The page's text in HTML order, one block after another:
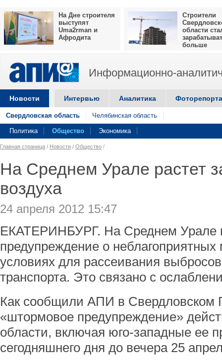
На Дне строителя
выступят
Uma2rman и
Афродита
Строители
области
больше
Информационно-
Новости Интервью Аналитика
Свердловская область Челябинская область
Политика Общество Экономика
Главная страница / Новости / Общество /
На Среднем Урале растет
воздуха
24 апреля 2012 15:47
ЕКАТЕРИНБУРГ. На Среднем Урале
предупреждение о неблагоприятных
условиях для рассеивания
транспорта. Это связано с
Как сообщили АПИ в Свердловском
«штормовое предупреждение»
области, включая юго-западные ее
сегодняшнего дня до вечера 25